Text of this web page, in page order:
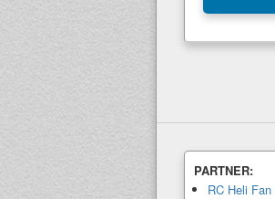
PARTNER:
RC Heli Fan